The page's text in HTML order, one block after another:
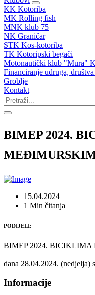
KK Kotoriba
MK Rolling fish
MNK klub 75
NK Graničar
STK Kos-kotoriba
TK Kotoripski begači
Motonautički klub "Mura"
Financiranje udruga,
Groblje
Kontakt
BIMEP 2024.
15.04.2024
1 Min čitanja
PODIJELI:
BIMEP 2024.
dana 28.04.2024. (nedjelja)
Informacije